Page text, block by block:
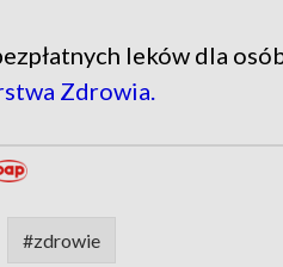
leków dla
Zdrowia.
#zdrowie